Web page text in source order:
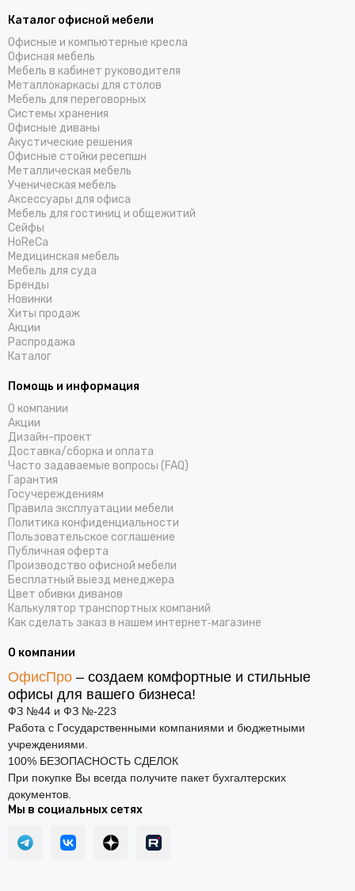
Каталог офисной мебели
Офисные и компьютерные кресла
Офисная мебель
Мебель в кабинет руководителя
Металлокаркасы для столов
Мебель для переговорных
Системы хранения
Офисные диваны
Акустические решения
Офисные стойки ресепшн
Металлическая мебель
Ученическая мебель
Аксессуары для офиса
Мебель для гостиниц и общежитий
Cейфы
HoReCa
Медицинская мебель
Мебель для суда
Бренды
Новинки
Хиты продаж
Акции
Распродажа
Каталог
Помощь и информация
О компании
Акции
Дизайн-проект
Доставка/cборка и оплата
Часто задаваемые вопросы (FAQ)
Гарантия
Госучереждениям
Правила эксплуатации мебели
Политика конфиденциальности
Пользовательское соглашение
Публичная оферта
Производство офисной мебели
Бесплатный выезд менеджера
Цвет обивки диванов
Калькулятор транспортных компаний
Как сделать заказ в нашем интернет‑магазине
О компании
ОфисПро – создаем комфортные и стильные
офисы для вашего бизнеса!
ФЗ №44 и ФЗ №-223
Работа с Государственными компаниями и бюджетными
учреждениями.
100% БЕЗОПАСНОСТЬ СДЕЛОК
При покупке Вы всегда получите пакет бухгалтерских
документов.
Мы в социальных сетях